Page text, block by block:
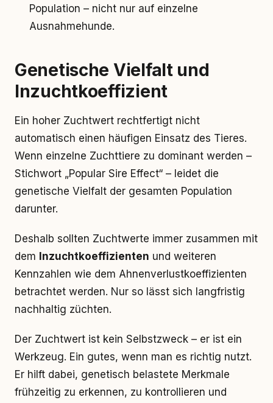
Population – nicht nur auf einzelne
Ausnahmehunde.
Genetische Vielfalt und
Inzuchtkoeffizient
Ein hoher Zuchtwert rechtfertigt nicht
automatisch einen häufigen Einsatz des Tieres.
Wenn einzelne Zuchttiere zu dominant werden –
Stichwort „Popular Sire Effect“ – leidet die
genetische Vielfalt der gesamten Population
darunter.
Deshalb sollten Zuchtwerte immer zusammen mit
dem Inzuchtkoeffizienten und weiteren
Kennzahlen wie dem Ahnenverlustkoeffizienten
betrachtet werden. Nur so lässt sich langfristig
nachhaltig züchten.
Der Zuchtwert ist kein Selbstzweck – er ist ein
Werkzeug. Ein gutes, wenn man es richtig nutzt.
Er hilft dabei, genetisch belastete Merkmale
frühzeitig zu erkennen, zu kontrollieren und